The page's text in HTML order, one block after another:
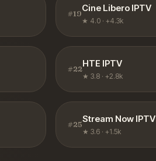
#19
Cine Libero IPTV
★ 4.0 · +4.3k
#22
HTE IPTV
★ 3.8 · +2.8k
#25
Stream Now IPTV
★ 3.6 · +1.5k